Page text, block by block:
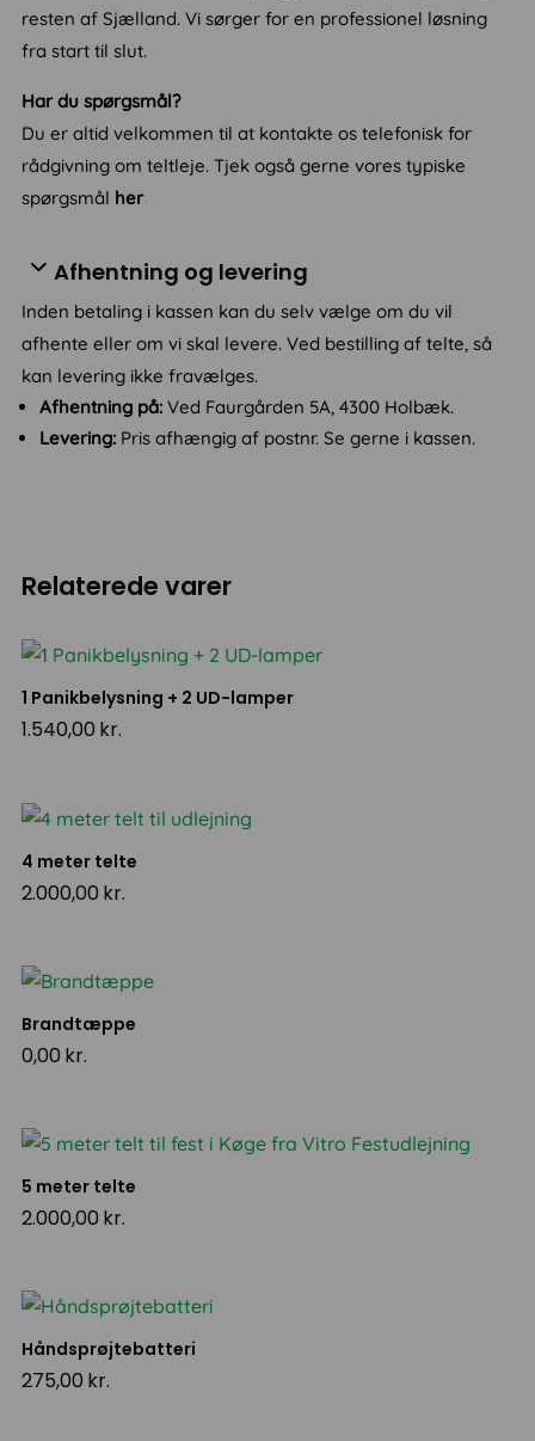
resten af Sjælland. Vi sørger for en professionel løsning
fra start til slut.
Har du spørgsmål?
Du er altid velkommen til at kontakte os telefonisk for
rådgivning om teltleje. Tjek også gerne vores typiske
spørgsmål her
Afhentning og levering
Inden betaling i kassen kan du selv vælge om du vil
afhente eller om vi skal levere. Ved bestilling af telte, så
kan levering ikke fravælges.
Afhentning på:Ved Faurgården 5A, 4300 Holbæk.
Levering: Pris afhængig af postnr. Se gerne i kassen.
Relaterede varer
1 Panikbelysning + 2 UD-lamper
1.540,00 kr.
4 meter telte
2.000,00 kr.
Brandtæppe
0,00 kr.
5 meter telte
2.000,00 kr.
Håndsprøjtebatteri
275,00 kr.